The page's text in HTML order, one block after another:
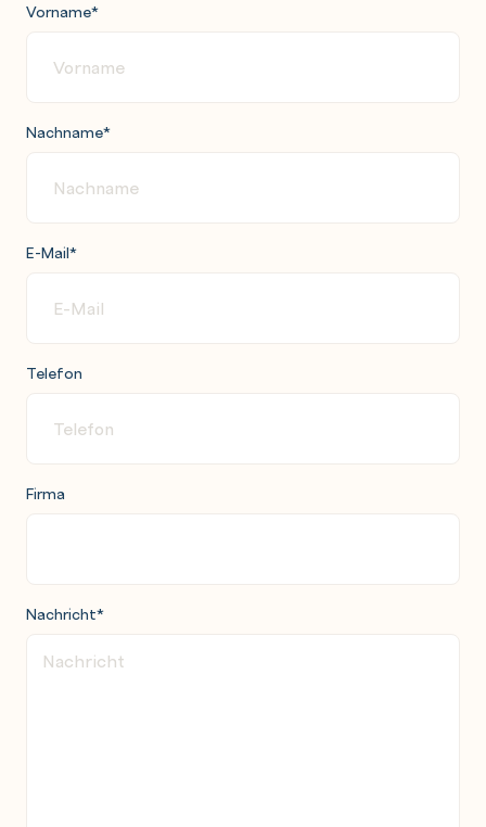
Vorname*
Nachname*
E-Mail*
Telefon
Firma
Nachricht*